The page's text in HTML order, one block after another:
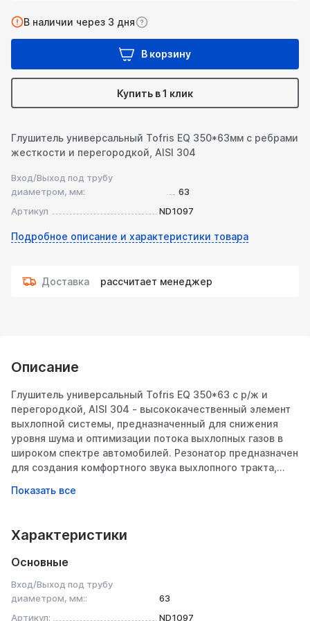
В наличии через 3 дня
В корзину
Купить в 1 клик
Глушитель универсальный Tofris EQ 350*63мм с ребрами
жесткости и перегородкой, AISI 304
Вход/Выход под трубу
диаметром, мм:
63
Артикул
ND1097
Подробное описание и характеристики товара
Доставка рассчитает менеджер
Описание
Глушитель универсальный Tofris EQ 350*63 с р/ж и
перегородкой, AISI 304 - высококачественный элемент
выхлопной системы, предназначенный для снижения
уровня шума и оптимизации потока выхлопных газов в
широком спектре автомобилей. Резонатор предназначен
для создания комфортного звука выхлопного тракта,
противодавлении. Резонатор служит для снижения
AISI 304, что обеспечивает длительный срок службы
даже в условиях агрессивной среды. В конструкции
резонатора используется перфорированная труба
толщиной 1,5 мм. В резонаторе используется
Характеристики
Основные
Вход/Выход под трубу
диаметром, мм::
63
Артикул:
ND1097